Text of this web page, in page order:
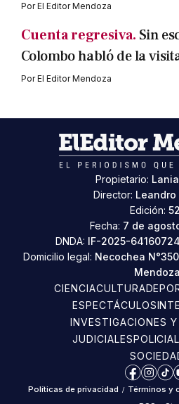
PorEl Editor Mendoza
Cuenta regresiva. Sin
Colombo habló de la
PorEl Editor Mendoza
Propietario:
Director: Leandro
Edición:
Fecha: 7 de
DNDA: IF-2025-
Domicilio legal: Necochea
Mendoza
CIENCIACULTURA
ESPECTÁCULOS
INVESTIGACIONES Y
JUDICIALES
Facebook
Políticas de privacidad / Términos y